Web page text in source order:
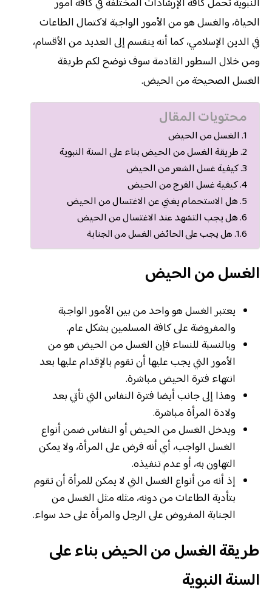
النبوية تحمل كافة الإرشادات المختلفة في كافة أمور
الحياة، والغسل هو من الأمور الواجبة لاكتمال الطاعات
في الدين الإسلامي، كما أنه ينقسم إلى العديد من الأقسام،
ومن خلال السطور القادمة سوف نوضح لكم طريقة
الغسل الصحيحة من الحيض.
محتويات المقال
الغسل من الحيض
طريقة الغسل من الحيض بناء على السنة النبوية
كيفية غسل الشعر من الحيض
كيفية غسل الفرج من الحيض
هل الاستحمام يغني عن الاغتسال من الحيض
هل يجب التشهد عند الاغتسال من الحيض
هل يجب على الحائض الغسل من الجنابة
الغسل من الحيض
يعتبر الغسل هو واحد من بين الأمور الواجبة
والمفروضة على كافة المسلمين بشكل عام.
وبالنسبة للنساء فإن الغسل من الحيض هو من
الأمور التي يجب عليها أن تقوم بالإقدام عليها بعد
انتهاء فترة الحيض مباشرة.
وهذا إلى جانب أيضا فترة النفاس التي تأتي بعد
ولادة المرأة مباشرة.
ويدخل الغسل من الحيض أو النفاس ضمن أنواع
الغسل الواجب، أي أنه فرض على المرأة، ولا يمكن
التهاون به، أو عدم تنفيذه.
إذ أنه من أنواع الغسل التي لا يمكن للمرأة أن تقوم
بتأدية الطاعات من دونه، مثله مثل الغسل من
الجنابة المفروض على الرجل والمرأة على حد سواء.
طريقة الغسل من الحيض بناء على
السنة النبوية